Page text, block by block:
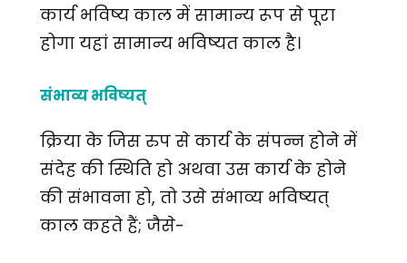
कार्य भविष्य काल में सामान्य रूप से पूरा
होगा यहां सामान्य भविष्यत काल है।
संभाव्य भविष्यत्
क्रिया के जिस रुप से कार्य के संपन्न होने में
संदेह की स्थिति हो अथवा उस कार्य के होने
की संभावना हो, तो उसे संभाव्य भविष्यत्
काल कहते हैं; जैसे-